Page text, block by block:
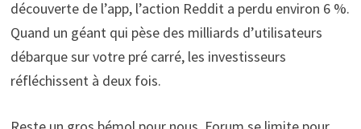
découverte de l’app, l’action Reddit a perdu environ 6 %.
Quand un géant qui pèse des milliards d’utilisateurs
débarque sur votre pré carré, les investisseurs
réfléchissent à deux fois.